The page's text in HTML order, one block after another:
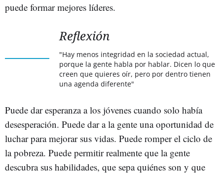
puede formar mejores líderes.
Reflexión
"Hay menos integridad en la sociedad actual,
porque la gente habla por hablar. Dicen lo que
creen que quieres oír, pero por dentro tienen
una agenda diferente"
Puede dar esperanza a los jóvenes cuando solo había
desesperación. Puede dar a la gente una oportunidad de
luchar para mejorar sus vidas. Puede romper el ciclo de
la pobreza. Puede permitir realmente que la gente
descubra sus habilidades, que sepa quiénes son y que